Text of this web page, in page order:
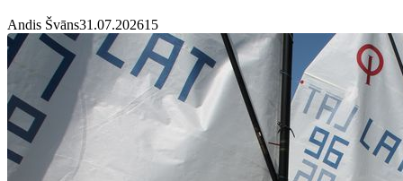
Andis Švāns31.07.20261 5